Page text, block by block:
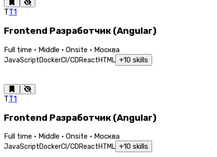
ТТ1
Frontend Разработчик (Angular)
Full time · Middle · Onsite · Москва
JavaScriptDockerCI/CDReactHTML +10 skills
ТТ1
Frontend Разработчик (Angular)
Full time · Middle · Onsite · Москва
JavaScriptDockerCI/CDReactHTML +10 skills